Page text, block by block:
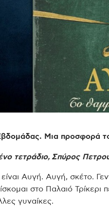
Μια προσφορά
τετράδιο, Σπύρος
Αυγή. Αυγή, σκέτο.
στο Παλαιό
γυναίκες.